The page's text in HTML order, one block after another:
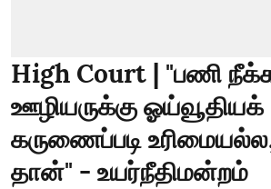
High Court | "பணி
ஊழியருக்கு ஓய்வூதியக்
கருணைப்படி
தான்" - உயர்நீதிமன்றம்